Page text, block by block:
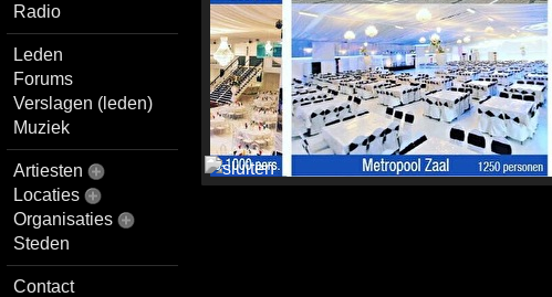
Radio
Leden
Forums
Verslagen (leden)
Muziek
Artiesten
Locaties
Organisaties
Steden
Contact